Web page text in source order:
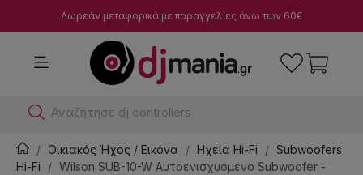
Δωρεάν μεταφορικά με παραγγελίες άνω των 60€
Αναζήτησ
Οικιακός Ήχος / Εικόνα Ηχεία Hi-Fi
Subwoofers
Hi-Fi
Wilson SUB-10-W Αυτοενισχυόμενο Subwoofer -